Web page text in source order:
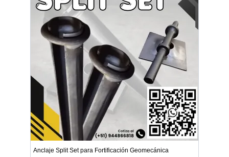
Anclaje Split Set para Fortificación Geomecánica